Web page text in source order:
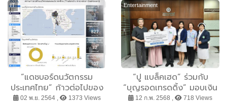
ให้ความรู้ ล่าสุดหนุนจัดงาน
ไทยแลนด์ อินเตอร์เนชั่นแนล
เฮลท์ เอ็กซ์โป 2022
IT
“แดชบอร์ดนวัตกรรม
ประเทศไทย” ก้าวต่อไปของ
การต่อยอดและขยายผล
02 พ.ย. 2564 , 1373 Views
Entertainment
“ปู แบล็คเฮด” ร่วมกับ
“บุญรอดเทรดดิ้ง” มอบเงิน
จากคอนเสิร์ตการกุศลฯ
12 ก.พ. 2568 , 718 Views